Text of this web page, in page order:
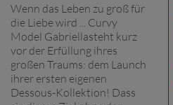
Wenn das Leben zu groß für
die Liebe wird ... Curvy
Model Gabriellasteht kurz
vor der Erfüllung ihres
großen Traums: dem Launch
ihrer ersten eigenen
Dessous-Kollektion! Dass